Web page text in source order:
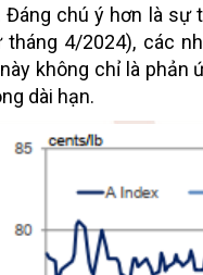
Đáng chú ý hơn là sự
tháng 4/2024), các
không chỉ là
dài hạn.